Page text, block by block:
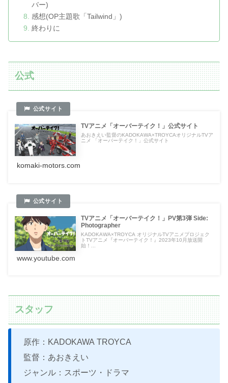
バー)
感想(OP主題歌「Tailwind」)
終わりに
公式
TVアニメ「オーバーテイク！」公式サイト
あおきえい監督のKADOKAWA×TROYCAオリジナルTVア
ニメ 「オーバーテイク！」公式サイト
komaki-motors.com
TVアニメ「オーバーテイク！」PV第3弾 Side:
Photographer
KADOKAWA×TROYCA オリジナルTVアニメプロジェク
トTVアニメ『オーバーテイク！』2023年10月放送開
始！...
www.youtube.com
スタッフ
原作：KADOKAWA TROYCA
監督：あおきえい
ジャンル：スポーツ・ドラマ